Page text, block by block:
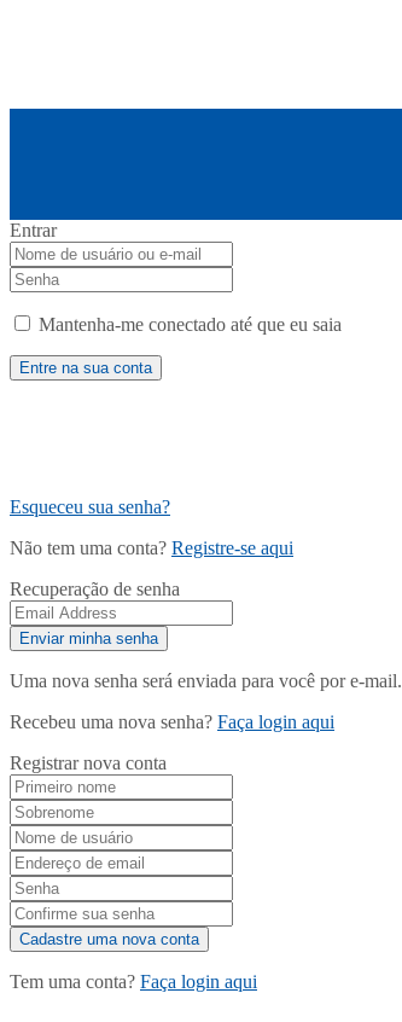
Entrar
Mantenha-me conectado até que eu saia
Esqueceu sua senha?
Não tem uma conta? Registre-se aqui
Recuperação de senha
Uma nova senha será enviada para você por e-mail.
Recebeu uma nova senha? Faça login aqui
Registrar nova conta
Tem uma conta? Faça login aqui